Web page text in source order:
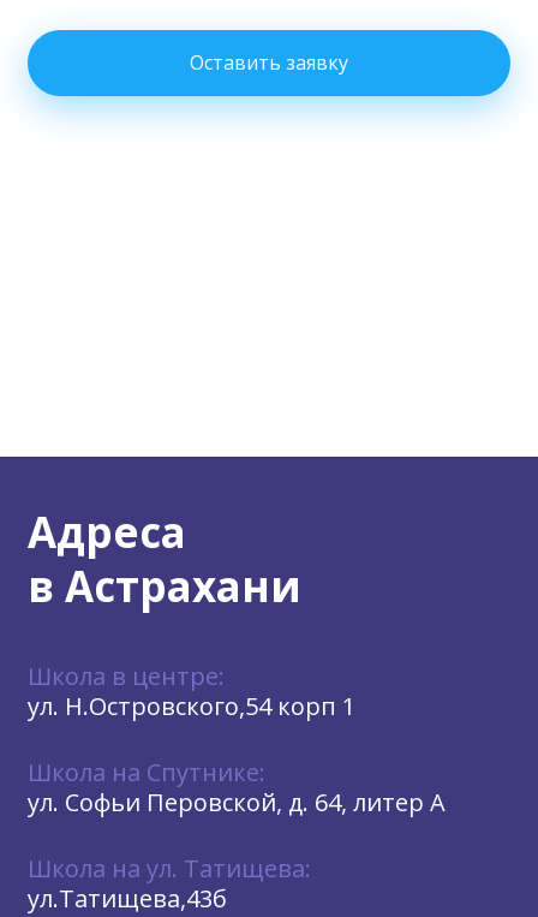
Оставить заявку
Адреса
в Астрахани
Школа в центре:
ул. Н.Островского,54 корп 1
Школа на Спутнике:
ул. Софьи Перовской, д. 64, литер А
Школа на ул. Татищева:
ул.Татищева,43б